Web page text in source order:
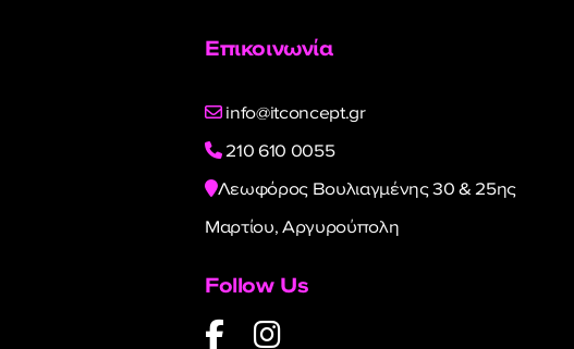
Επικοινωνία
info@itconcept.gr
210 610 0055
Λεωφόρος Βουλιαγμένης 30 & 25ης
Μαρτίου, Αργυρούπολη
Follow Us